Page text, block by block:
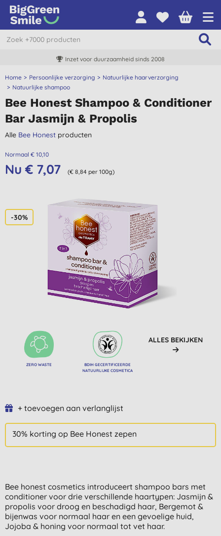
Inzet voor duurzaamheid sinds 2008
Home Persoonlijke verzorging
Natuurlijke haarverzorging
Natuurlijke shampoo
Bee Honest Shampoo & Conditioner
Bar Jasmijn & Propolis
Alle Bee Honest producten
Normaal € 10,10
Nu € 7,07 (€ 8,84 per 100g)
-30%
ZERO WASTE
BDIH GECERTIFICEERDE
NATUURLIJKE COSMETICA
ALLES BEKIJKEN
+ toevoegen aan verlanglijst
30% korting op Bee Honest zepen
Bee honest cosmetics introduceert shampoo bars met
conditioner voor drie verschillende haartypen: Jasmijn &
propolis voor droog en beschadigd haar, Bergemot &
bijenwas voor normaal haar en een gevoelige huid,
Jojoba & honing voor normaal tot vet haar.